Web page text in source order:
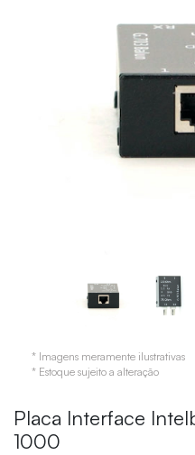
* Imagens meramente ilustrativas
* Estoque sujeito a alteração
Placa Interface
1000